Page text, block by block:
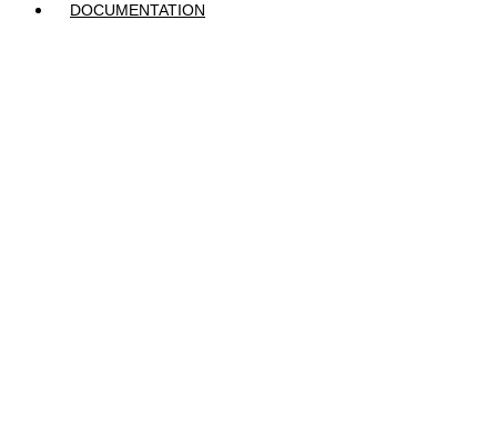
DOCUMENTATION